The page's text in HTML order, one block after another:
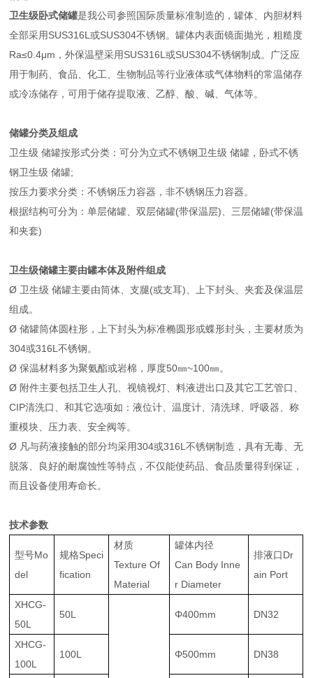
卫生级卧式储罐是我公司参照国际质量标准制造的，罐体、内胆材料
全部采用SUS316L或SUS304不锈钢。罐体内表面镜面抛光，粗糙度
Ra≤0.4μm，外保温壁采用SUS316L或SUS304不锈钢制成。广泛应
用于制药、食品、化工、生物制品等行业液体或气体物料的常温储存
或冷冻储存，可用于储存提取液、乙醇、酸、碱、气体等。
储罐分类及组成
卫生级 储罐按形式分类：可分为立式不锈钢卫生级 储罐，卧式不锈
钢卫生级 储罐;
按压力要求分类：不锈钢压力容器，非不锈钢压力容器。
根据结构可分为：单层储罐、双层储罐(带保温层)、三层储罐(带保温
和夹套)
卫生级储罐主要由罐本体及附件组成
Ø 卫生级 储罐主要由筒体、支腿(或支耳)、上下封头、夹套及保温层
组成。
Ø 储罐筒体圆柱形，上下封头为标准椭圆形或蝶形封头，主要材质为
304或316L不锈钢。
Ø 保温材料多为聚氨酯或岩棉，厚度50㎜~100㎜。
Ø 附件主要包括卫生人孔、视镜视灯、料液进出口及其它工艺管口、
CIP清洗口、和其它选项如：液位计、温度计、清洗球、呼吸器、称
重模块、压力表、安全阀等。
Ø 凡与药液接触的部分均采用304或316L不锈钢制造，具有无毒、无
脱落、良好的耐腐蚀性等特点，不仅能使药品、食品质量得到保证，
而且设备使用寿命长。
技术参数
型号Mo
del
规格Speci
fication
材质
Texture Of
Material
罐体内径
Can Body Inne
r Diameter
排液口Dr
ain Port
XHCG-
50L
50L Φ400mm DN32
XHCG-
100L
100L Φ500mm DN38